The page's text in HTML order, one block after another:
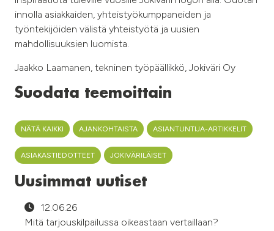
innolla asiakkaiden, yhteistyökumppaneiden ja
työntekijöiden välistä yhteistyötä ja uusien
mahdollisuuksien luomista.
Jaakko Laamanen, tekninen työpäällikkö, Jokiväri Oy
Suodata teemoittain
NÄTÄ KAIKKI AJANKOHTAISTA ASIANTUNTIJA-ARTIKKELIT
ASIAKASTIEDOTTEET JOKIVÄRILÄISET
Uusimmat uutiset
12.06.26
Mitä tarjouskilpailussa oikeastaan vertaillaan?